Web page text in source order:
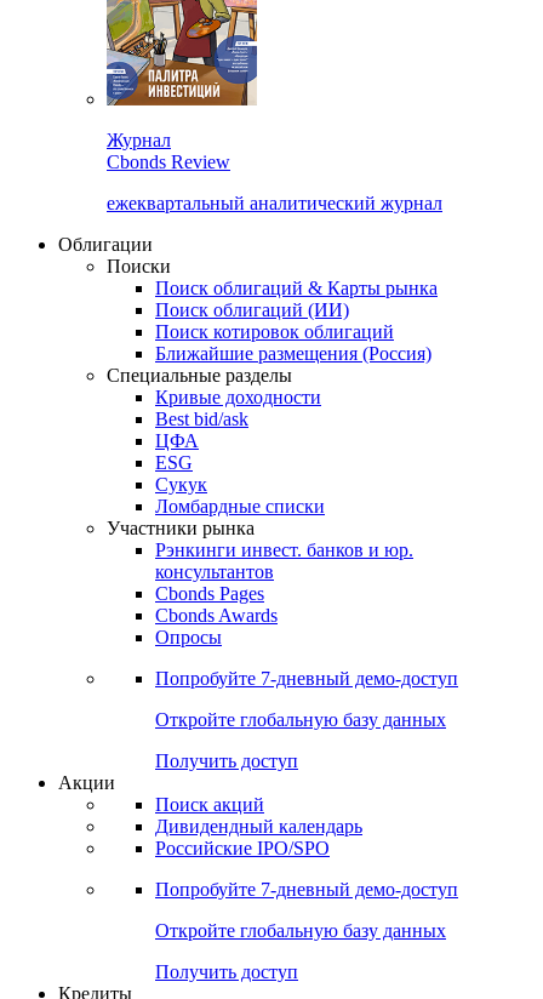
Cbonds Review
ежеквартальный аналитический журнал
Облигации
Поиски
Поиск облигаций & Карты рынка
Поиск облигаций (ИИ)
Поиск котировок облигаций
Ближайшие размещения (Россия)
Специальные разделы
Кривые доходности
Best bid/ask
ЦФА
ESG
Сукук
Ломбардные списки
Участники рынка
Рэнкинги инвест. банков и юр.
Cbonds Pages
Опросы
Попробуйте7-дневный
Откройте глобальную базу данных
Получить доступ
Поиск акций
Российские IPO/SPO
Попробуйте7-дневный